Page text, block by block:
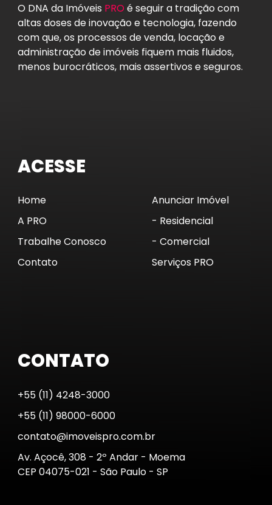
O DNA da Imóveis PRO é seguir a tradição com
altas doses de inovação e tecnologia, fazendo
com que, os processos de venda, locação e
administração de imóveis fiquem mais fluidos,
menos burocráticos, mais assertivos e seguros.
ACESSE
Home
A PRO
Trabalhe Conosco
Contato
Anunciar Imóvel
- Residencial
- Comercial
Serviços PRO
CONTATO
+55 (11) 4248-3000
+55 (11) 98000-6000
contato@imoveispro.com.br
Av. Açocê, 308 - 2º Andar - Moema
CEP 04075-021 - São Paulo - SP